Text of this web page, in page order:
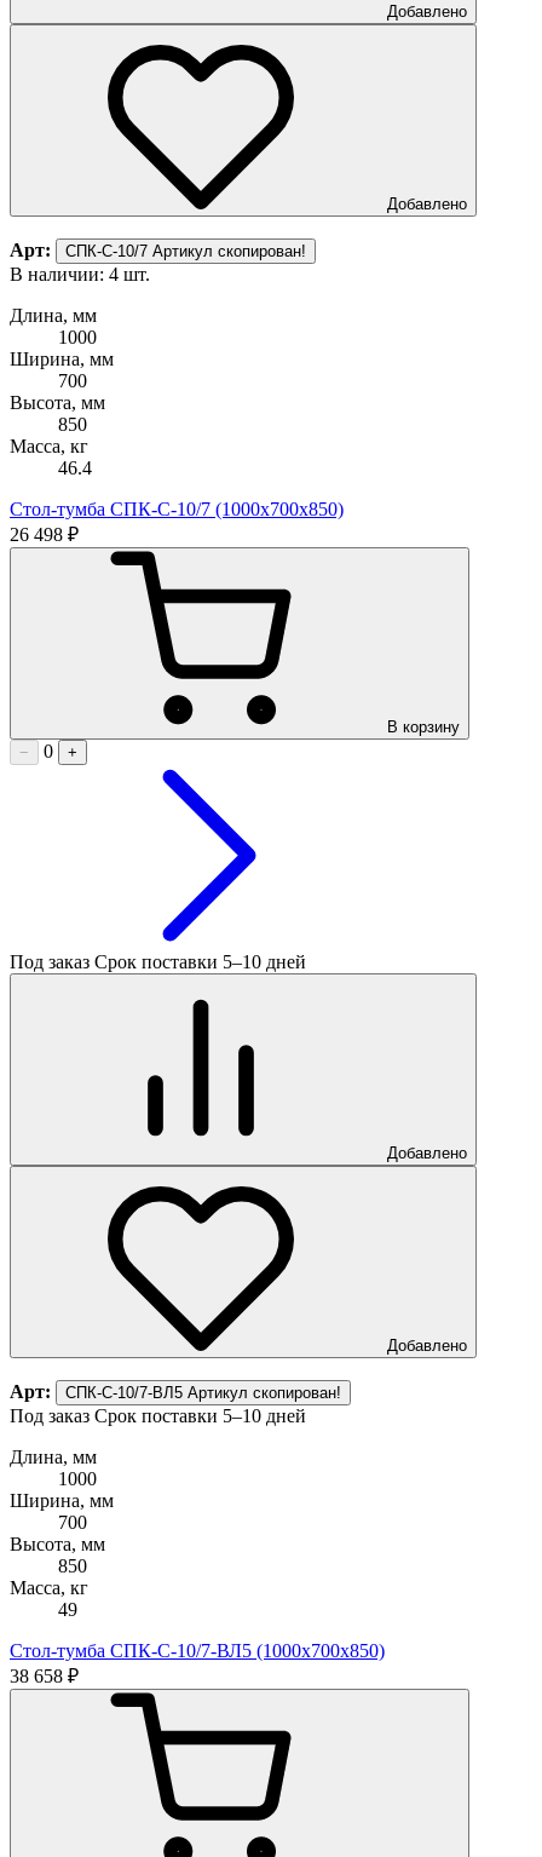
Добавлено
Добавлено
Арт: СПК-С-10/7 Артикул скопирован!
В наличии: 4 шт.
Длина, мм
1000
Ширина, мм
700
Высота, мм
850
Масса, кг
46.4
Стол-тумба СПК-С-10/7 (1000х700х850)
26 498 ₽
В корзину
−
0 +
Под заказ Срок поставки 5–10 дней
Добавлено
Добавлено
Арт: СПК-С-10/7-ВЛ5 Артикул скопирован!
Под заказ Срок поставки 5–10 дней
Длина, мм
1000
Ширина, мм
700
Высота, мм
850
Масса, кг
49
Стол-тумба СПК-С-10/7-ВЛ5 (1000х700х850)
38 658 ₽